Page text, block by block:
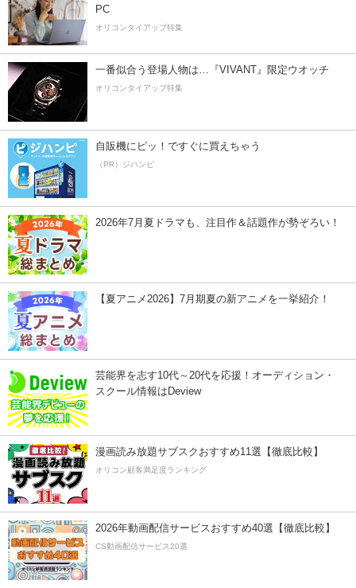
PC
オリコンタイアップ特集
一番似合う登場人物は…『VIVANT』限定ウオッチ
オリコンタイアップ特集
自販機にピッ！ですぐに買えちゃう
（PR）ジハンピ
2026年7月夏ドラマも、注目作＆話題作が勢ぞろい！
【夏アニメ2026】7月期夏の新アニメを一挙紹介！
芸能界を志す10代～20代を応援！オーディション・
スクール情報はDeview
漫画読み放題サブスクおすすめ11選【徹底比較】
オリコン顧客満足度ランキング
2026年動画配信サービスおすすめ40選【徹底比較】
CS動画配信サービス20選